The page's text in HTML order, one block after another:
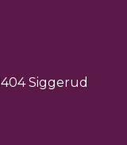
Siggerud